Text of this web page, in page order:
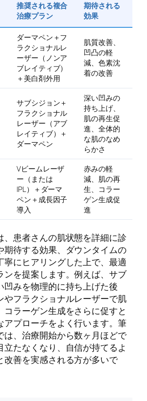
推奨される複合
治療プラン
期待される
効果
ダーマペン＋フ
ラクショナルレ
ーザー（ノンア
ブレイティブ）
＋美白剤外用
肌質改善、
凹凸の軽
減、色素沈
着の改善
サブシジョン＋
フラクショナル
レーザー（アブ
レイティブ）＋
ダーマペン
深い凹みの
持ち上げ、
肌の再生促
進、全体的
な肌のなめ
らかさ
Vビームレーザ
ー（または
IPL）＋ダーマ
ペン＋成長因子
導入
赤みの軽
減、肌の再
生、コラー
ゲン生成促
進
、患者さんの肌状態を詳細に診
期待する効果、ダウンタイムの
寧にヒアリングした上で、最適
ンを提案します。例えば、サブ
凹みを物理的に持ち上げた後
やフラクショナルレーザーで肌
コラーゲン生成をさらに促すと
アプローチをよく行います。筆
は、治療開始から数ヶ月ほどで
立たなくなり、自信が持てるよ
改善を実感される方が多いで